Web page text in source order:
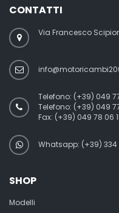
CONTATTI
Via Francesco
Telefono: (+39) 049
Telefono: (+39) 049
Fax: (+39) 049 78 06
Whatsapp: (+39) 334
SHOP
Modelli